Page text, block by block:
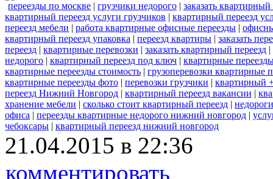
переезды по москве | грузчики недорого | заказать
квартирный переезд услуги грузчиков | квартирный переезд
переезд мебели | работа квартирные офисные переезды |
квартирный переезд упаковка | переезд квартиры | заказать
переезд | квартирные перевозки | заказать квартирный переезд |
недорого | квартирный переезд под ключ | квартирные
квартирные переезды стоимость | грузоперевозки квартирные
квартирные переезды фото | перевозки грузчики | квартирный
переезд Нижний Новгород | квартирный переезд вакансии |
хранение мебели | сколько стоит квартирный переезд |
офиса | переезды квартирные недорого нижний новгород |
чебоксары | квартирный переезд нижний новгород
21.04.2015 в 22:36
комментировать